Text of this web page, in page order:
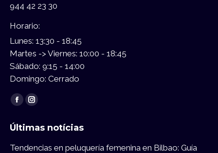
944 42 23 30
Horario:
Lunes: 13:30 - 18:45
Martes -> Viernes: 10:00 - 18:45
Sábado: 9:15 - 14:00
Domingo: Cerrado
Encuéntranos en:
Facebook
opens
Instagram
opens
Últimas notícias
Tendencias en peluquería femenina en Bilbao: Guía